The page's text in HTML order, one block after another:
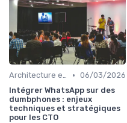
Architecture et infrastructure • 06/03/2026
Intégrer WhatsApp sur des
dumbphones : enjeux
techniques et stratégiques
pour les CTO